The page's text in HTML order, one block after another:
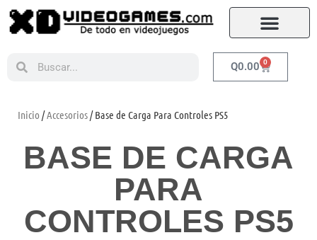
Q0.00 0
Inicio /Accesorios/ Base de Carga Para Controles PS5
BASE DE CARGA
PARA
CONTROLES PS5